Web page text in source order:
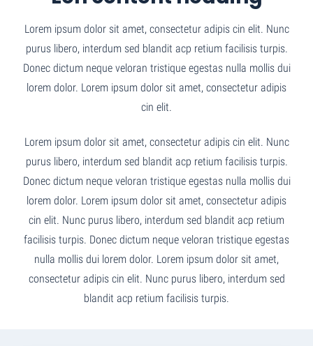
Lorem ipsum dolor sit amet, consectetur adipis cin elit. Nunc
purus libero, interdum sed blandit acp retium facilisis turpis.
Donec dictum neque veloran tristique egestas nulla mollis dui
lorem dolor. Lorem ipsum dolor sit amet, consectetur adipis
cin elit.
Lorem ipsum dolor sit amet, consectetur adipis cin elit. Nunc
purus libero, interdum sed blandit acp retium facilisis turpis.
Donec dictum neque veloran tristique egestas nulla mollis dui
lorem dolor. Lorem ipsum dolor sit amet, consectetur adipis
cin elit. Nunc purus libero, interdum sed blandit acp retium
facilisis turpis. Donec dictum neque veloran tristique egestas
nulla mollis dui lorem dolor. Lorem ipsum dolor sit amet,
consectetur adipis cin elit. Nunc purus libero, interdum sed
blandit acp retium facilisis turpis.